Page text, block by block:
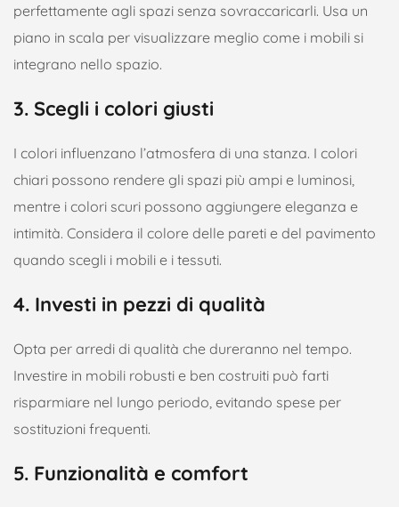
perfettamente agli spazi senza sovraccaricarli. Usa un
piano in scala per visualizzare meglio come i mobili si
integrano nello spazio.
3. Scegli i colori giusti
I colori influenzano l’atmosfera di una stanza. I colori
chiari possono rendere gli spazi più ampi e luminosi,
mentre i colori scuri possono aggiungere eleganza e
intimità. Considera il colore delle pareti e del pavimento
quando scegli i mobili e i tessuti.
4. Investi in pezzi di qualità
Opta per arredi di qualità che dureranno nel tempo.
Investire in mobili robusti e ben costruiti può farti
risparmiare nel lungo periodo, evitando spese per
sostituzioni frequenti.
5. Funzionalità e comfort